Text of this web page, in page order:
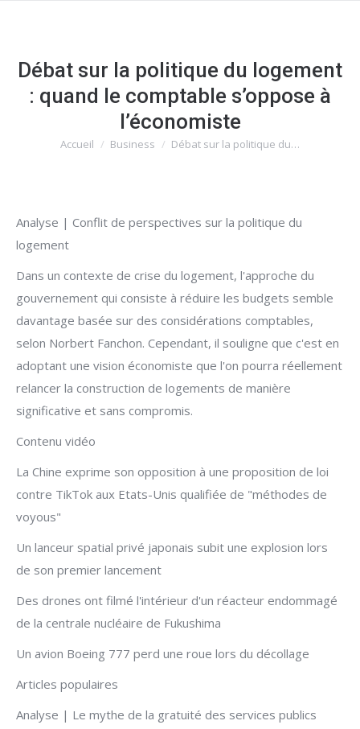
Débat sur la politique du logement
: quand le comptable s’oppose à
l’économiste
Vous êtes ici :
Accueil Business Débat sur la politique du…
Analyse | Conflit de perspectives sur la politique du
logement
Dans un contexte de crise du logement, l'approche du
gouvernement qui consiste à réduire les budgets semble
davantage basée sur des considérations comptables,
selon Norbert Fanchon. Cependant, il souligne que c'est en
adoptant une vision économiste que l'on pourra réellement
relancer la construction de logements de manière
significative et sans compromis.
Contenu vidéo
La Chine exprime son opposition à une proposition de loi
contre TikTok aux Etats-Unis qualifiée de "méthodes de
voyous"
Un lanceur spatial privé japonais subit une explosion lors
de son premier lancement
Des drones ont filmé l'intérieur d'un réacteur endommagé
de la centrale nucléaire de Fukushima
Un avion Boeing 777 perd une roue lors du décollage
Articles populaires
Analyse | Le mythe de la gratuité des services publics